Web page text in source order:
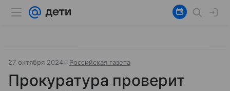
27 октября 2024 Российская газета
Прокуратура проверит